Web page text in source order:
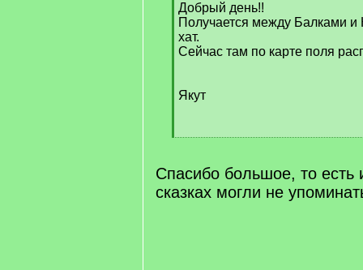
Добрый день!!
Получается между Балками и
хат.
Сейчас там по карте поля
Якут
[
q
]
Спасибо большое, то есть
сказках могли не